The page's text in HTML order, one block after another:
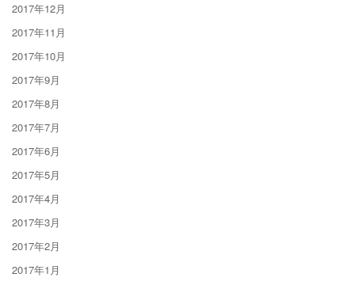
2017年12月
2017年11月
2017年10月
2017年9月
2017年8月
2017年7月
2017年6月
2017年5月
2017年4月
2017年3月
2017年2月
2017年1月